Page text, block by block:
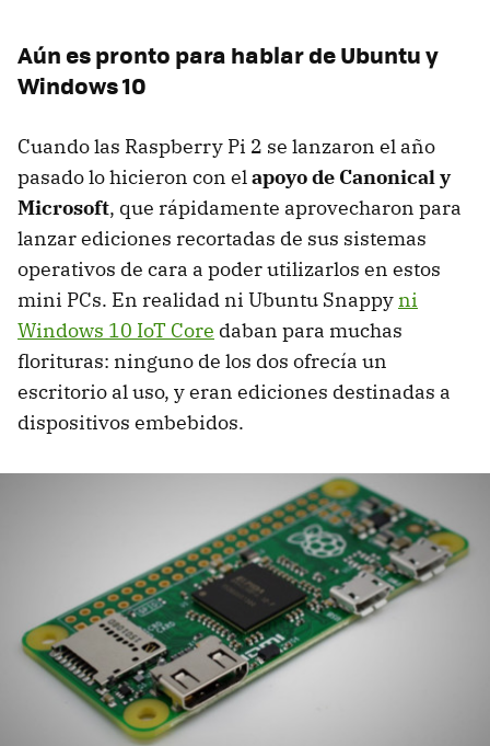
Aún es pronto para hablar de Ubuntu y
Windows 10
Cuando las Raspberry Pi 2 se lanzaron el año
pasado lo hicieron con elapoyo de Canonical y
Microsoft, que rápidamente aprovecharon para
lanzar ediciones recortadas de sus sistemas
operativos de cara a poder utilizarlos en estos
mini PCs. En realidad ni Ubuntu Snappyni
Windows 10 IoT Core daban para muchas
florituras: ninguno de los dos ofrecía un
escritorio al uso, y eran ediciones destinadas a
dispositivos embebidos.